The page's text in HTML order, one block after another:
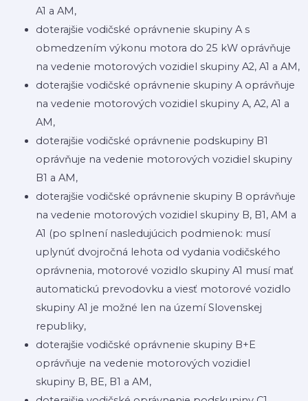
A1 a AM,
doterajšie vodičské oprávnenie skupiny A s
obmedzením výkonu motora do 25 kW oprávňuje
na vedenie motorových vozidiel skupiny A2, A1 a AM,
doterajšie vodičské oprávnenie skupiny A oprávňuje
na vedenie motorových vozidiel skupiny A, A2, A1 a
AM,
doterajšie vodičské oprávnenie podskupiny B1
oprávňuje na vedenie motorových vozidiel skupiny
B1 a AM,
doterajšie vodičské oprávnenie skupiny B oprávňuje
na vedenie motorových vozidiel skupiny B, B1, AM a
A1 (po splnení nasledujúcich podmienok: musí
uplynúť dvojročná lehota od vydania vodičského
oprávnenia, motorové vozidlo skupiny A1 musí mať
automatickú prevodovku a viesť motorové vozidlo
skupiny A1 je možné len na území Slovenskej
republiky,
doterajšie vodičské oprávnenie skupiny B+E
oprávňuje na vedenie motorových vozidiel
skupiny B, BE, B1 a AM,